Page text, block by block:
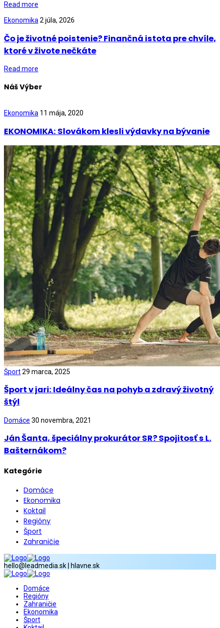
Read more
Ekonomika2 júla, 2026
Čo je životné poistenie? Finančná istota pre chvíle,
ktoré v živote nečkáte
Read more
Náš Výber
Ekonomika 11 mája, 2020
EKONOMIKA: Slovákom klesli výdavky na bývanie
Šport29 marca, 2025
Šport v jari: Ideálny čas na pohyb a zdravý životný
štýl
Domáce 30 novembra, 2021
Ján Šanta, špeciálny prokurátor SR? Spojitosť s L.
Bašternákom?
Kategórie
Domáce
Ekonomika
Koktail
Regióny
Šport
Zahraničie
hello@leadmedia.sk | hlavne.sk
Domáce
Regióny
Zahraničie
Ekonomika
Šport